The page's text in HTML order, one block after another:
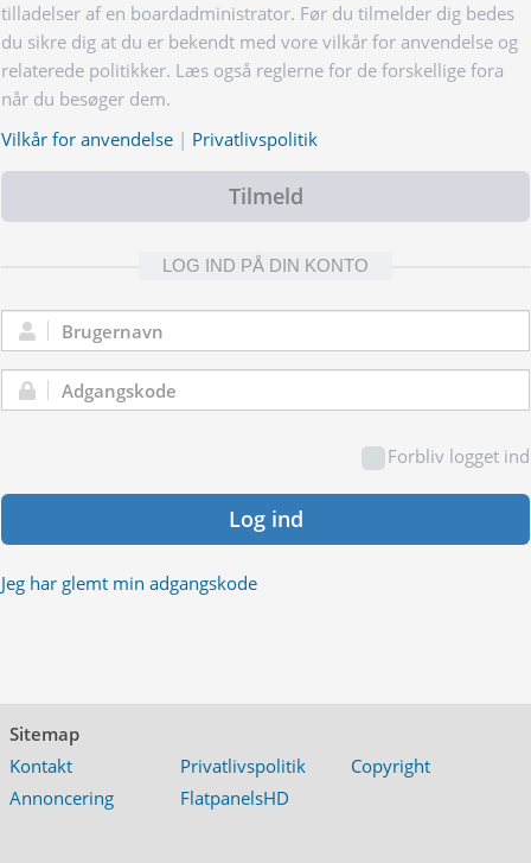
tilladelser af en boardadministrator. Før du tilmelder dig bedes
du sikre dig at du er bekendt med vore vilkår for anvendelse og
relaterede politikker. Læs også reglerne for de forskellige fora
når du besøger dem.
Vilkår for anvendelse | Privatlivspolitik
Tilmeld
LOG IND PÅ DIN KONTO
Brugernavn:
Adgangskode:
Forbliv logget ind
Log ind
Jeg har glemt min adgangskode
Sitemap
Kontakt
Privatlivspolitik
Copyright
Annoncering
FlatpanelsHD